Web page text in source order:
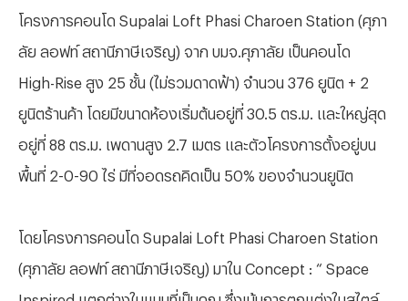
โครงการคอนโด Supalai Loft Phasi Charoen Station (ศุภา
ลัย ลอฟท์ สถานีภาษีเจริญ) จาก บมจ.ศุภาลัย เป็นคอนโด
High-Rise สูง 25 ชั้น (ไม่รวมดาดฟ้า) จำนวน 376 ยูนิต + 2
ยูนิตร้านค้า โดยมีขนาดห้องเริ่มต้นอยู่ที่ 30.5 ตร.ม. และใหญ่สุด
อยู่ที่ 88 ตร.ม. เพดานสูง 2.7 เมตร และตัวโครงการตั้งอยู่บน
พื้นที่ 2-0-90 ไร่ มีที่จอดรถคิดเป็น 50% ของจำนวนยูนิต
โดยโครงการคอนโด Supalai Loft Phasi Charoen Station
(ศุภาลัย ลอฟท์ สถานีภาษีเจริญ) มาใน Concept : “ Space
Inspired แตกต่างในแบบที่เป็นคุณ ซึ่งเน้นการตกแต่งในสไตล์